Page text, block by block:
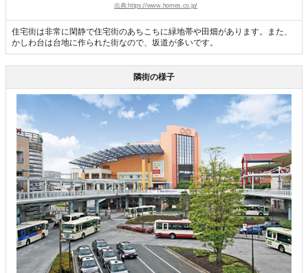
出典:https://www.homes.co.jp/
住宅街は非常に閑静で住宅街のあちこちに緑地帯や田畑があります。また、
かしわ台は台地に作られた街なので、坂道が多いです。
隣街の様子